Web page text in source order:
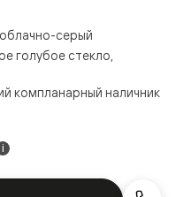
i
серый
голубое стекло,
компланарный наличник